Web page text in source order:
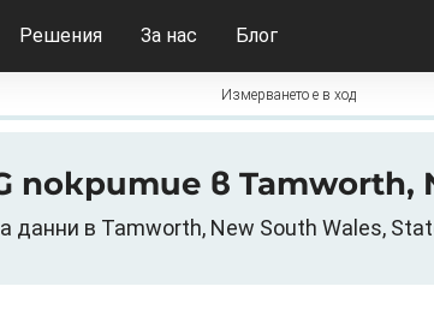
Решения За нас Блог
Измерването е в ход
покритие в
данни в Tamworth, New South Wales,